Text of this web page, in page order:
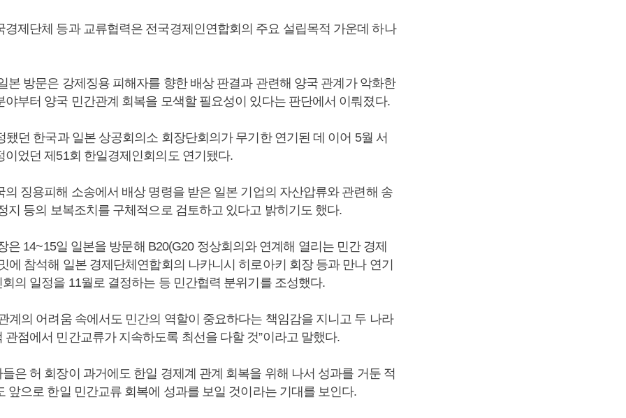
경제단체 등과 교류협력은 전국경제인연합회의 주요 설립목적 가운데 하나
본 방문은 강제징용 피해자를 향한 배상 판결과 관련해 양국 관계가 악화한
야부터 양국 민간관계 회복을 모색할 필요성이 있다는 판단에서 이뤄졌다.
됐던 한국과 일본 상공회의소 회장단회의가 무기한 연기된 데 이어 5월 서
이었던 제51회 한일경제인회의도 연기됐다.
의 징용피해 소송에서 배상 명령을 받은 일본 기업의 자산압류와 관련해 송
지 등의 보복조치를 구체적으로 검토하고 있다고 밝히기도 했다.
은 14~15일 일본을 방문해 B20(G20 정상회의와 연계해 열리는 민간 경제
에 참석해 일본 경제단체연합회의 나카니시 히로아키 회장 등과 만나 연기
의 일정을 11월로 결정하는 등 민간협력 분위기를 조성했다.
계의 어려움 속에서도 민간의 역할이 중요하다는 책임감을 지니고 두 나라
관점에서 민간교류가 지속하도록 최선을 다할 것”이라고 말했다.
은 허 회장이 과거에도 한일 경제계 관계 회복을 위해 나서 성과를 거둔 적
앞으로 한일 민간교류 회복에 성과를 보일 것이라는 기대를 보인다.